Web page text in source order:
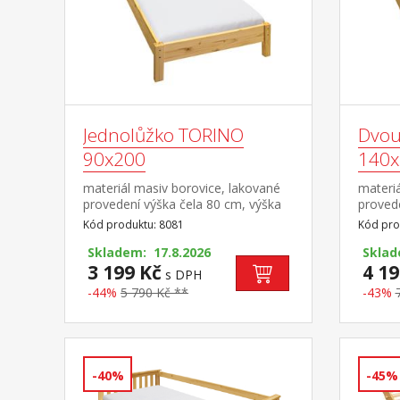
Jednolůžko TORINO
90x200
materiál masiv borovice, lakované
provedení výška čela 80 cm, výška
sedu 38 cm, cena bez roštu a
matrace minimální doporučená
výška matrace 15 cm doporučený
rozměr matrace 90 × 200 cm a rošt
R1 doporučená nosnost do 120 kg
Kód produktu: 8081
Skladem: 17.8.2026
3 199 Kč s DPH
-44% 5 790 Kč **
sedu
výška
rošt
kg na
Kód
4
-43%
-40% -45%